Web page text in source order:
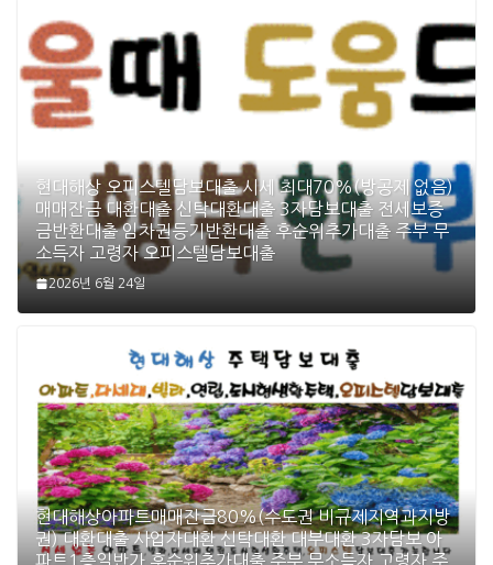
현대해상 오피스텔담보대출 시세 최대70%(방공제 없음)
매매잔금 대환대출 신탁대환대출 3자담보대출 전세보증
금반환대출 임차권등기반환대출 후순위추가대출 주부 무
소득자 고령자 오피스텔담보대출
2026년 6월 24일
현대해상아파트매매잔금80%(수도권 비규제지역과지방
권) 대환대출 사업자대환 신탁대환 대부대환 3자담보 아
파트1층일반가 후순위추가대출 주부 무소득자 고령자 주